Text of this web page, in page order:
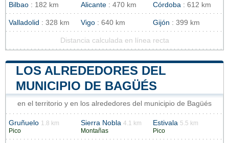
Bilbao : 182 km Alicante : 470 km Córdoba : 612 km
Valladolid : 328 km Vigo : 640 km Gijón : 399 km
Distancia calculada en línea recta
LOS ALREDEDORES DEL
MUNICIPIO DE BAGÜÉS
en el territorio y en los alrededores del municipio de Bagüés
Gruñuelo 1.8 km
Pico
Sierra Nobla 4.1 km
Montañas
Estivala 5.5 km
Pico